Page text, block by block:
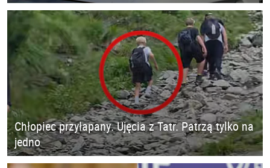
Chłopiec przyłapany. Ujęcia z Tatr. Patrzą tylko na
jedno